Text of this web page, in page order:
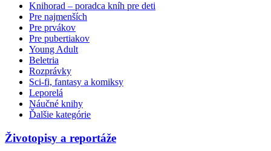
Knihorad – poradca kníh pre deti
Pre najmenších
Pre prvákov
Pre pubertiakov
Young Adult
Beletria
Rozprávky
Sci-fi, fantasy a komiksy
Leporelá
Náučné knihy
Ďalšie kategórie
Životopisy a reportáže